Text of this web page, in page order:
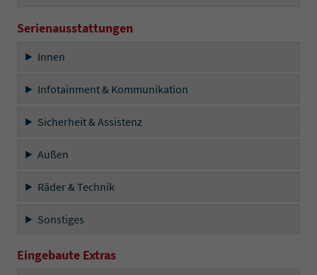
Serienausstattungen
Innen
Infotainment & Kommunikation
Sicherheit & Assistenz
Außen
Räder & Technik
Sonstiges
Eingebaute Extras